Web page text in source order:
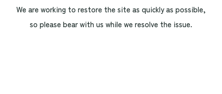
We are working to restore the site as quickly as possible,
so please bear with us while we resolve the issue.